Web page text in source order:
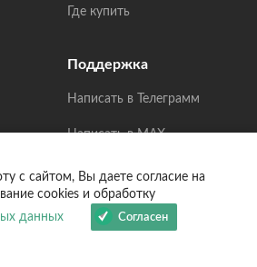
Где купить
Поддержка
Написать в Телеграмм
Написать в MAX
Написать в ВКонтакте
help@lazarev.ru
с сайтом, Вы даете согласие на
cookies и обработку
данных
Согласен